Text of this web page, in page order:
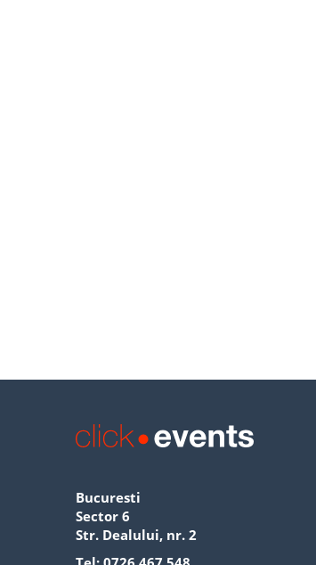
Bucuresti
Sector 6
Str. Dealului, nr. 2